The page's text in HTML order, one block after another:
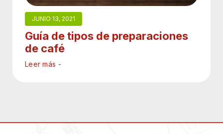
JUNIO 13, 2021
Guía de tipos de preparaciones
de café
Leer más -